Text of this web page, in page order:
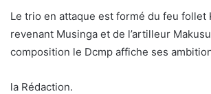
Le trio en attaque est formé du feu follet
revenant Musinga et de l’artilleur
composition le Dcmp affiche ses
la Rédaction.